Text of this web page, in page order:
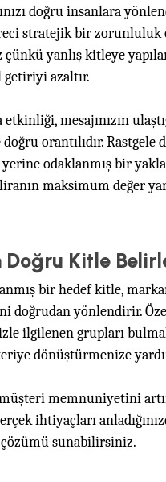
doğru insanlara
stratejik bir zorunluluk
yanlış kitleye
azaltır.
etkinliği, mesajınızın
orantılıdır. Rastgele
odaklanmış bir
maksimum değer
Doğru Kitle
bir hedef kitle,
doğrudan yönlendirir.
ilgilenen grupları
dönüştürmenize
memnuniyetini
ihtiyaçları
çözümü sunabilirsiniz.